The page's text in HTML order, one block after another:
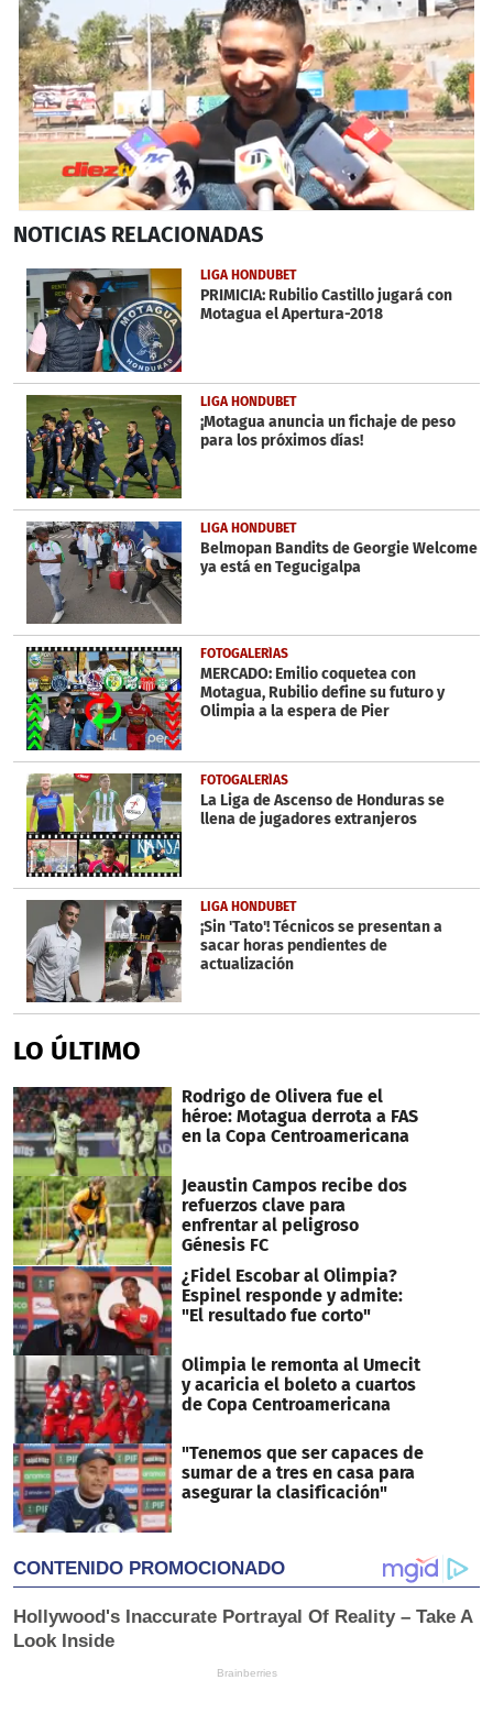
seconds
34
seconds
NOTICIAS RELACIONADAS
LIGA HONDUBET
PRIMICIA: Rubilio Castillo jugará con
Motagua el Apertura-2018
LIGA HONDUBET
¡Motagua anuncia un fichaje de peso
para los próximos días!
LIGA HONDUBET
Belmopan Bandits de Georgie Welcome
ya está en Tegucigalpa
FOTOGALERÍAS
MERCADO: Emilio coquetea con
Motagua, Rubilio define su futuro y
Olimpia a la espera de Pier
FOTOGALERÍAS
La Liga de Ascenso de Honduras se
llena de jugadores extranjeros
LIGA HONDUBET
¡Sin 'Tato'! Técnicos se presentan a
sacar horas pendientes de
actualización
LO ÚLTIMO
Rodrigo de Olivera fue el
héroe: Motagua derrota a FAS
en la Copa Centroamericana
Jeaustin Campos recibe dos
refuerzos clave para
enfrentar al peligroso
Génesis FC
¿Fidel Escobar al Olimpia?
Espinel responde y admite:
"El resultado fue corto"
Olimpia le remonta al Umecit
y acaricia el boleto a cuartos
de Copa Centroamericana
"Tenemos que ser capaces de
sumar de a tres en casa para
asegurar la clasificación"